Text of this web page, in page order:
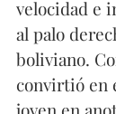
velocidad e
al palo
boliviano.
convirtió en